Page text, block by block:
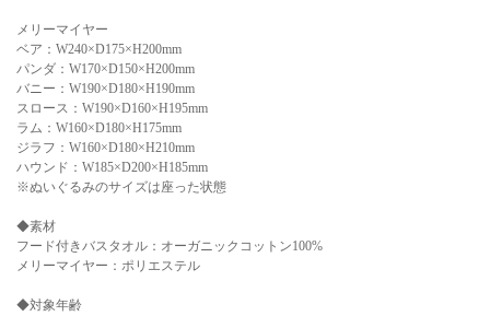
メリーマイヤー
ベア：W240×D175×H200mm
パンダ：W170×D150×H200mm
バニー：W190×D180×H190mm
スロース：W190×D160×H195mm
ラム：W160×D180×H175mm
ジラフ：W160×D180×H210mm
ハウンド：W185×D200×H185mm
※ぬいぐるみのサイズは座った状態
◆素材
フード付きバスタオル：オーガニックコットン100%
メリーマイヤー：ポリエステル
◆対象年齢